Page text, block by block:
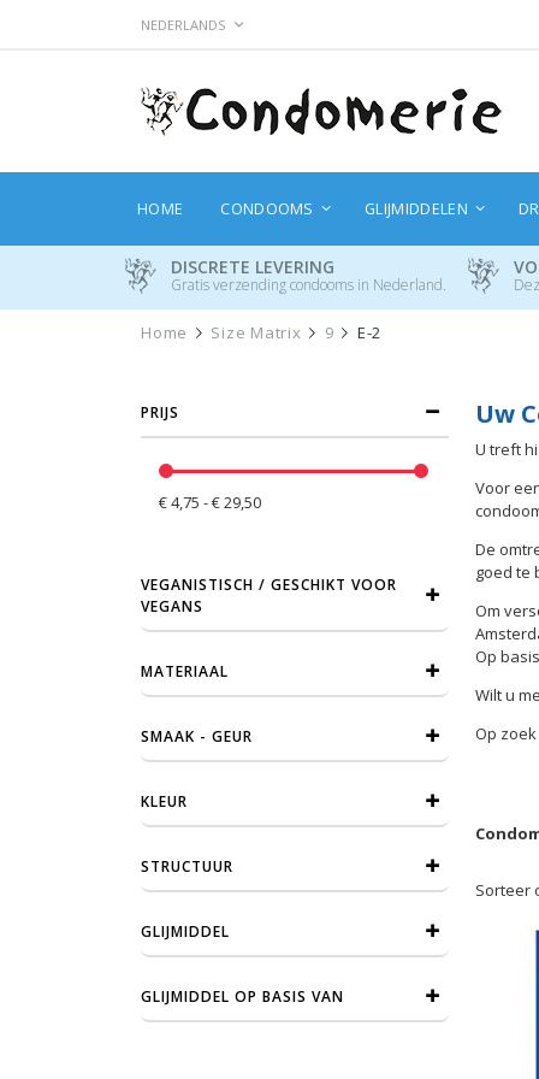
Ga
inhoud
TAAL
NEDERLANDS
HOME CONDOOMS GLIJMIDDELEN
DISCRETE LEVERING
Gratis verzending condooms in Nederland.
Home Size Matrix 9 E-2
Uw
U treft
Voor
De
goed te
Om
Op
Wilt u
Op
Sorteer
PRIJS
€ 4,75 - € 29,50
VEGANISTISCH / GESCHIKT VOOR
VEGANS
MATERIAAL
SMAAK - GEUR
KLEUR
STRUCTUUR
GLIJMIDDEL
GLIJMIDDEL OP BASIS VAN